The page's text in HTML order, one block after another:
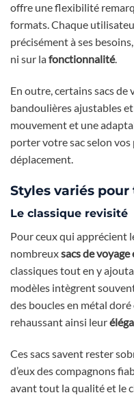
offre une flexibilité
formats. Chaque
précisément à ses
ni sur lafonctionnalité.
En outre, certains sacs de
bandoulières ajustables
mouvement et une
porter votre sac selon
déplacement.
Styles variés
Le classique revisité
Pour ceux qui apprécient
nombreuxsacs de voyage
classiques tout en y
modèles intègrent
des boucles en métal
rehaussant ainsi leur
Ces sacs savent rester
d’eux des compagnons
avant tout la qualité et le